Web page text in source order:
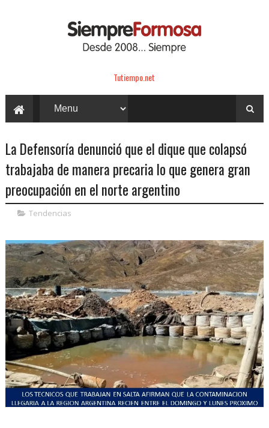
Tutiempo.net
La Defensoría denunció que el dique que colapsó
trabajaba de manera precaria lo que genera gran
preocupación en el norte argentino
Tendencias